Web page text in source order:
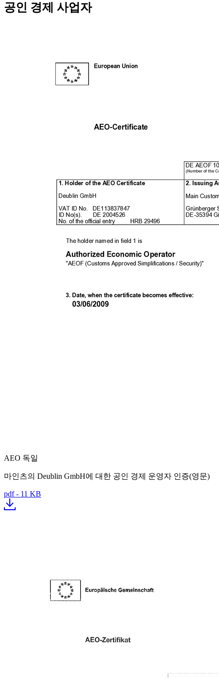
공인 경제 사업자
AEO 독일
마인츠의 Deublin GmbH에 대한 공인 경제 운영자 인증(영문)
pdf - 11 KB